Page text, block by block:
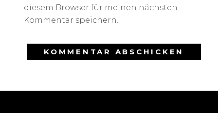
diesem Browser für meinen nächsten
Kommentar speichern.